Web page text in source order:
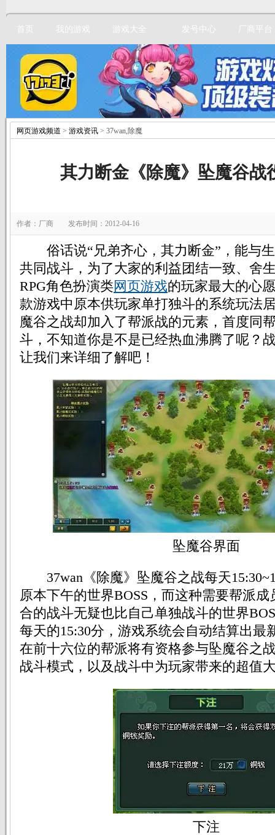
首页 我的游戏 游戏大全 发号中心 厂商平台
网页游戏频道 > 游戏资讯 > 37wan,除魔
其力断金《除魔》坠魔谷战
作者：厂商 发布时间：2012-04-16
俗话说“兄弟齐心，其力断金”，能与
共同战斗，为了大家的利益团结一致、舍
RPG角色扮演类网页游戏的玩家最大的心
款游戏中原本供玩家单打独斗的系统玩法
魔谷之战却加入了帮派战的元素，首度同
斗，不知道你是不是已经热血沸腾了呢？
让我们来详细了解吧！
坠魔谷界面
37wan《除魔》坠魔谷之战每天
原本下午的世界BOSS，而这种需要帮派
合的战斗无疑也比自己单独战斗的世界
每天的15:30分，游戏系统会自动结算出最
在前十六位的帮派将有资格参与坠魔谷之
战斗模式，以及战斗中为玩家带来的超值
下注
立即注册